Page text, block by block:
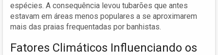
espécies. A consequência levou tubarões que antes
estavam em áreas menos populares a se aproximarem
mais das praias frequentadas por banhistas.
Fatores Climáticos Influenciando os